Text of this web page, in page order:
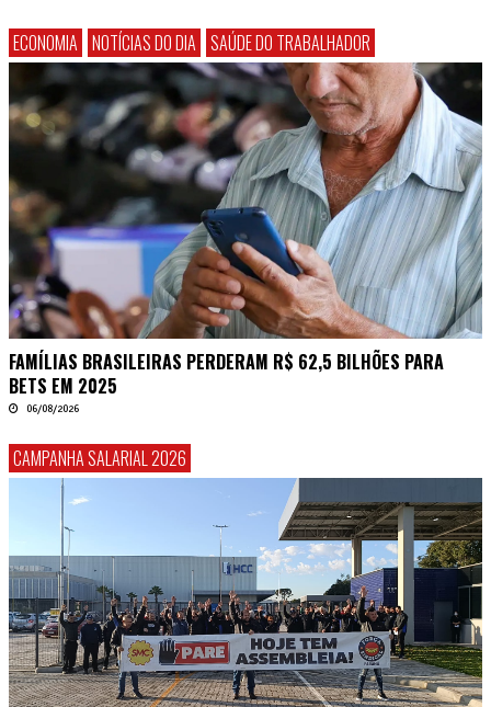
ECONOMIA NOTÍCIAS DO DIA SAÚDE DO TRABALHADOR
FAMÍLIAS BRASILEIRAS PERDERAM R$ 62,5 BILHÕES PARA
BETS EM 2025
06/08/2026
CAMPANHA SALARIAL 2026